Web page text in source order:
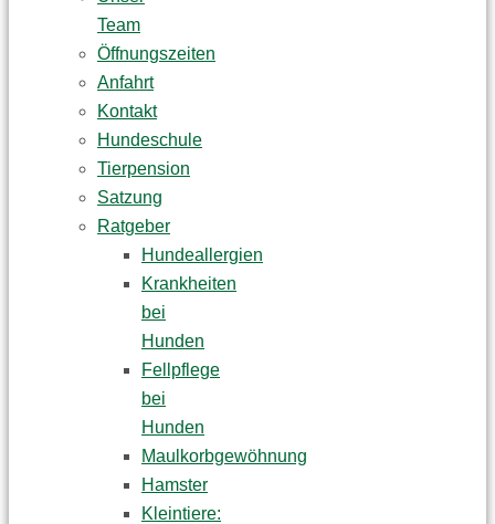
Team
Öffnungszeiten
Anfahrt
Kontakt
Hundeschule
Tierpension
Satzung
Ratgeber
Hundeallergien
Krankheiten
bei
Hunden
Fellpflege
bei
Hunden
Maulkorbgewöhnung
Hamster
Kleintiere: